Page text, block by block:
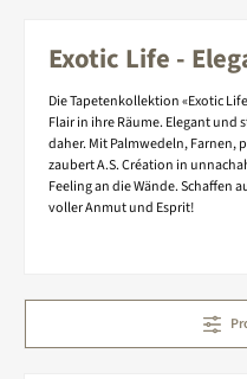
Exotic Life -
Die Tapetenkollektion «Exotic
Flair in ihre Räume. Elegant
daher. Mit Palmwedeln, Farnen,
zaubert A.S. Création in
Feeling an die Wände. Schaffen
voller Anmut und Esprit!